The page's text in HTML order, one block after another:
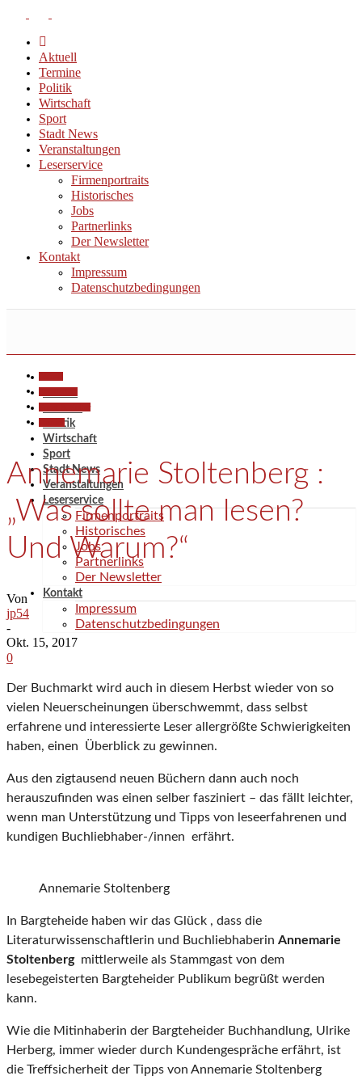
Aktuell
Termine
Politik
Wirtschaft
Sport
Stadt News
Veranstaltungen
Leserservice
Firmenportraits
Historisches
Jobs
Partnerlinks
Der Newsletter
Kontakt
Impressum
Datenschutzbedingungen
Politik
Wirtschaft
Sport
Stadt News
Veranstaltungen
Leserservice
Firmenportraits
Historisches
Jobs
Partnerlinks
Der Newsletter
Kontakt
Impressum
Datenschutzbedingungen
Annemarie Stoltenberg :
„Was sollte man lesen?
Und Warum?“
Von
jp54
-
Okt. 15, 2017
0
Der Buchmarkt wird auch in diesem Herbst wieder von so
vielen Neuerscheinungen überschwemmt, dass selbst
erfahrene und interessierte Leser allergrößte Schwierigkeiten
haben, einen Überblick zu gewinnen.
Aus den zigtausend neuen Büchern dann auch noch
herauszufinden was einen selber fasziniert – das fällt leichter,
wenn man Unterstützung und Tipps von leseerfahrenen und
kundigen Buchliebhaber-/innen erfährt.
Annemarie Stoltenberg
In Bargteheide haben wir das Glück , dass die
Literaturwissenschaftlerin und Buchliebhaberin Annemarie
Stoltenbergmittlerweile als Stammgast von dem
lesebegeisterten Bargteheider Publikum begrüßt werden
kann.
Wie die Mitinhaberin der Bargteheider Buchhandlung, Ulrike
Herberg, immer wieder durch Kundengespräche erfährt, ist
die Treffsicherheit der Tipps von Annemarie Stoltenberg